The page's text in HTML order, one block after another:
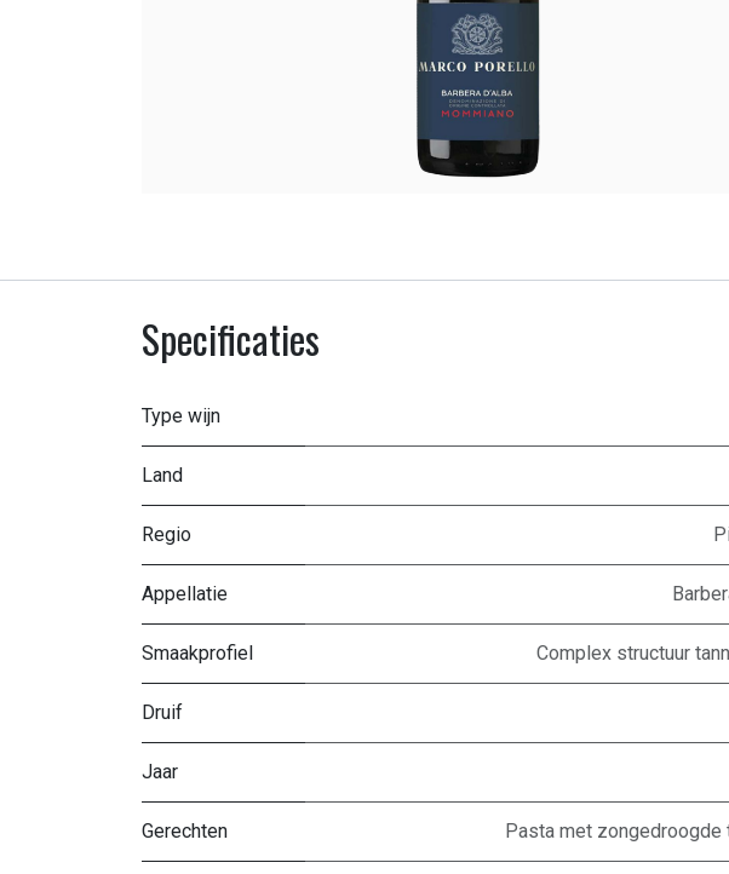
Specificaties
Type wijn
Land
Regio
Appellatie
Smaakprofiel Complex structuur
Druif
Jaar
Gerechten Pasta met zongedroogde